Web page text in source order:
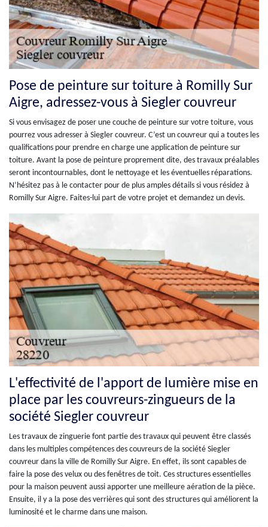
Pose de peinture sur toiture à Romilly Sur
Aigre, adressez-vous à Siegler couvreur
Si vous envisagez de poser une couche de peinture sur votre toiture, vous
pourrez vous adresser à Siegler couvreur. C’est un couvreur qui a toutes les
qualifications pour prendre en charge une application de peinture sur
toiture. Avant la pose de peinture proprement dite, des travaux préalables
seront incontournables, dont le nettoyage et les éventuelles réparations.
N’hésitez pas à le contacter pour de plus amples détails si vous résidez à
Romilly Sur Aigre. Faites-lui part de votre projet et demandez un devis.
L'effectivité de l'apport de lumière mise en
place par les couvreurs-zingueurs de la
société Siegler couvreur
Les travaux de zinguerie font partie des travaux qui peuvent être classés
dans les multiples compétences des couvreurs de la société Siegler
couvreur dans la ville de Romilly Sur Aigre. En effet, ils sont capables de
faire la pose des velux ou des fenêtres de toit. Ces structures essentielles
pour la maison peuvent aussi apporter une meilleure aération de la pièce.
Ensuite, il y a la pose des verrières qui sont des structures qui améliorent la
luminosité et le charme dans une maison.